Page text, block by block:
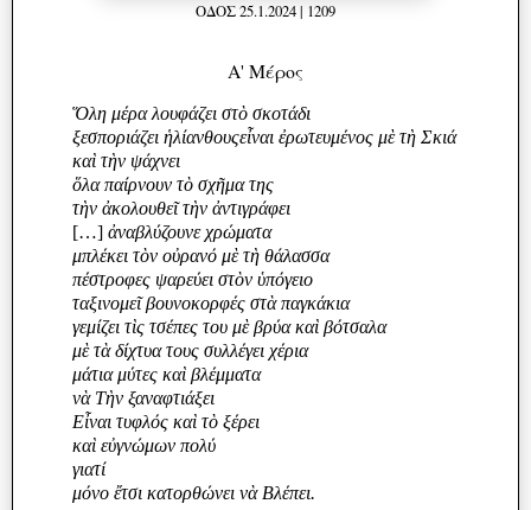
ΟΔΟΣ 25.1.2024 | 1209
Α' Μέρος
Ὅλη μέρα λουφάζει στὸ σκοτάδι
ξεσποριάζει ἡλίανθουςεἶναι ἐρωτευμένος μὲ τὴ Σκιά
καὶ τὴν ψάχνει
ὅλα παίρνουν τὸ σχῆμα της
τὴν ἀκολουθεῖ τὴν ἀντιγράφει
[…] ἀναβλύζουνε χρώματα
μπλέκει τὸν οὐρανό μὲ τὴ θάλασσα
πέστροφες ψαρεύει στὸν ὑπόγειο
ταξινομεῖ βουνοκορφές στὰ παγκάκια
γεμίζει τὶς τσέπες του μὲ βρύα καὶ βότσαλα
μὲ τὰ δίχτυα τους συλλέγει χέρια
μάτια μύτες καὶ βλέμματα
νὰ Τὴν ξαναφτιάξει
Εἶναι τυφλός καὶ τὸ ξέρει
καὶ εὐγνώμων πολύ
γιατί
μόνο ἔτσι κατορθώνει νὰ Βλέπει.